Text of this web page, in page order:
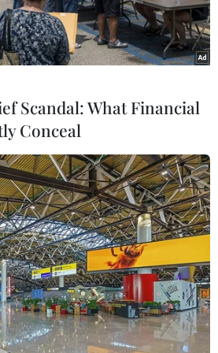
(Ukraine). (Ảnh: AFP/TTXVN)
Chủ tịch đảng Pháp luật
Ba Lan Jaroslaw Kaczyński
chính phủ nước này đã
khẩu ngũ cốc và các thực
để bảo vệ ngành nông
Scandal: What Financial
Conceal